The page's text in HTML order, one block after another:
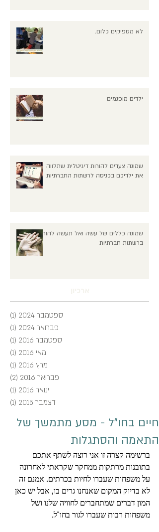
לא מספיקים כלום.
ילדים מופנמים
שמונה צעדים להורות דיגיטלית שתלווה
את ילדיכם בכניסה לרשתות החברתיות
שמונה כללים של עשה ואל תעשה להורים
ברשתות חברתיות
ספטמבר 2024 (1)
פברואר 2024
(1)
ספטמבר 2016
(1)
מאי 2016
(1)
מרץ 2016
(1)
פברואר 2016
(2)
ינואר 2016
(1)
דצמבר 2015
(1)
חיים בחו"ל - מסע מתמשך של
התאמה והסתגלות
ברשימה קצרה זו אני רוצה לשתף אתכם
בתובנות מרתקות ממחקר שקראתי לאחרונה
על משפחות שעברו לחיות בכרתים. אמנם זה
לא בדיוק המקום שאנחנו גרים בו, אבל יש כאן
המון דברים שמתחברים לחוויה שלנו ושל
משפחות רבות שעברו לגור בחו"ל.